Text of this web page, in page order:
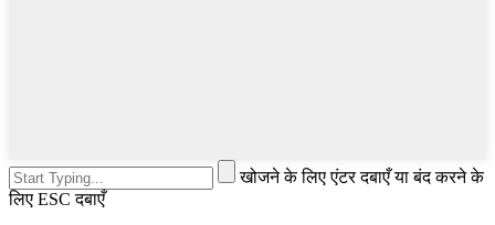
खोजने के लिए एंटर दबाएँ या बंद करने के
लिए ESC दबाएँ